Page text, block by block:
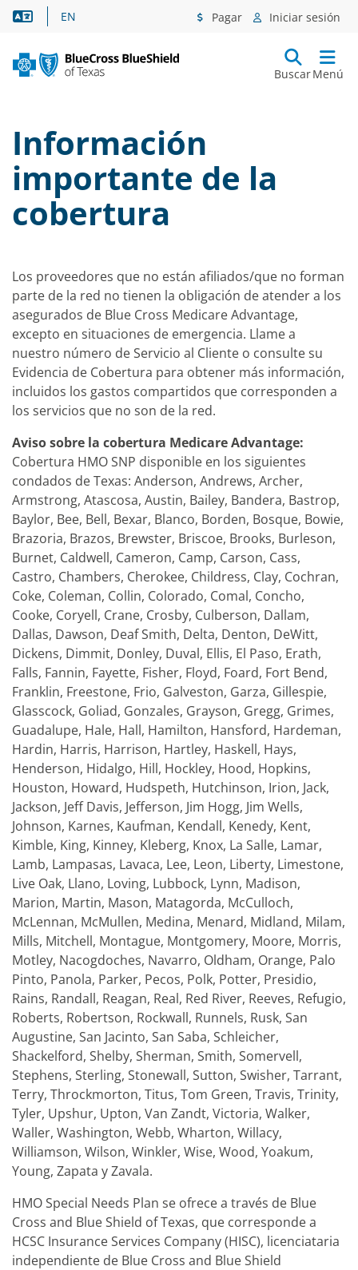
Asistencia lingüística
EN Pagar Iniciar sesión
BuscarMenú
Información
importante de la
cobertura
Los proveedores que no están afiliados/que no forman
parte de la red no tienen la obligación de atender a los
asegurados de Blue Cross Medicare Advantage,
excepto en situaciones de emergencia. Llame a
nuestro número de Servicio al Cliente o consulte su
Evidencia de Cobertura para obtener más información,
incluidos los gastos compartidos que corresponden a
los servicios que no son de la red.
Aviso sobre la cobertura Medicare Advantage:
Cobertura HMO SNP disponible en los siguientes
condados de Texas: Anderson, Andrews, Archer,
Armstrong, Atascosa, Austin, Bailey, Bandera, Bastrop,
Baylor, Bee, Bell, Bexar, Blanco, Borden, Bosque, Bowie,
Brazoria, Brazos, Brewster, Briscoe, Brooks, Burleson,
Burnet, Caldwell, Cameron, Camp, Carson, Cass,
Castro, Chambers, Cherokee, Childress, Clay, Cochran,
Coke, Coleman, Collin, Colorado, Comal, Concho,
Cooke, Coryell, Crane, Crosby, Culberson, Dallam,
Dallas, Dawson, Deaf Smith, Delta, Denton, DeWitt,
Dickens, Dimmit, Donley, Duval, Ellis, El Paso, Erath,
Falls, Fannin, Fayette, Fisher, Floyd, Foard, Fort Bend,
Franklin, Freestone, Frio, Galveston, Garza, Gillespie,
Glasscock, Goliad, Gonzales, Grayson, Gregg, Grimes,
Guadalupe, Hale, Hall, Hamilton, Hansford, Hardeman,
Hardin, Harris, Harrison, Hartley, Haskell, Hays,
Henderson, Hidalgo, Hill, Hockley, Hood, Hopkins,
Houston, Howard, Hudspeth, Hutchinson, Irion, Jack,
Jackson, Jeff Davis, Jefferson, Jim Hogg, Jim Wells,
Johnson, Karnes, Kaufman, Kendall, Kenedy, Kent,
Kimble, King, Kinney, Kleberg, Knox, La Salle, Lamar,
Lamb, Lampasas, Lavaca, Lee, Leon, Liberty, Limestone,
Live Oak, Llano, Loving, Lubbock, Lynn, Madison,
Marion, Martin, Mason, Matagorda, McCulloch,
McLennan, McMullen, Medina, Menard, Midland, Milam,
Mills, Mitchell, Montague, Montgomery, Moore, Morris,
Motley, Nacogdoches, Navarro, Oldham, Orange, Palo
Pinto, Panola, Parker, Pecos, Polk, Potter, Presidio,
Rains, Randall, Reagan, Real, Red River, Reeves, Refugio,
Roberts, Robertson, Rockwall, Runnels, Rusk, San
Augustine, San Jacinto, San Saba, Schleicher,
Shackelford, Shelby, Sherman, Smith, Somervell,
Stephens, Sterling, Stonewall, Sutton, Swisher, Tarrant,
Terry, Throckmorton, Titus, Tom Green, Travis, Trinity,
Tyler, Upshur, Upton, Van Zandt, Victoria, Walker,
Waller, Washington, Webb, Wharton, Willacy,
Williamson, Wilson, Winkler, Wise, Wood, Yoakum,
Young, Zapata y Zavala.
HMO Special Needs Plan se ofrece a través de Blue
Cross and Blue Shield of Texas, que corresponde a
HCSC Insurance Services Company (HISC), licenciataria
independiente de Blue Cross and Blue Shield